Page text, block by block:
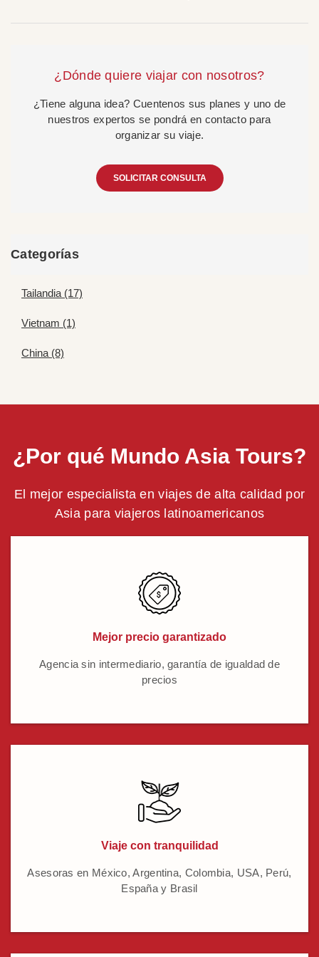
¿Dónde quiere viajar con nosotros?
¿Tiene alguna idea? Cuentenos sus planes y uno de
nuestros expertos se pondrá en contacto para
organizar su viaje.
SOLICITAR CONSULTA
Categorías
Tailandia (17)
Vietnam (1)
China (8)
¿Por qué Mundo Asia Tours?
El mejor especialista en viajes de alta calidad por
Asia para viajeros latinoamericanos
Mejor precio garantizado
Agencia sin intermediario, garantía de igualdad de
precios
Viaje con tranquilidad
Asesoras en México, Argentina, Colombia, USA, Perú,
España y Brasil